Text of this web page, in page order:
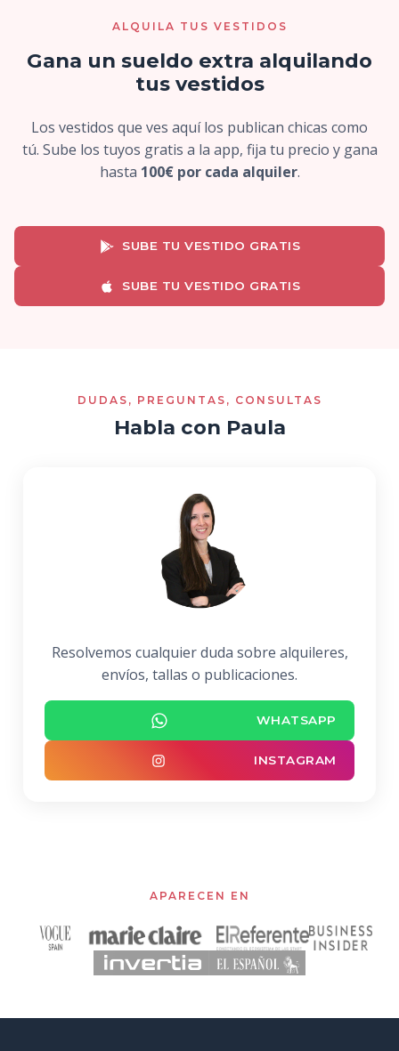
ALQUILA TUS VESTIDOS
Gana un sueldo extra alquilando
tus vestidos
Los vestidos que ves aquí los publican chicas como
tú. Sube los tuyos gratis a la app, fija tu precio y gana
hasta 100€ por cada alquiler.
SUBE TU VESTIDO GRATIS
SUBE TU VESTIDO GRATIS
DUDAS, PREGUNTAS, CONSULTAS
Habla con Paula
Resolvemos cualquier duda sobre alquileres,
envíos, tallas o publicaciones.
WHATSAPP
INSTAGRAM
APARECEN EN